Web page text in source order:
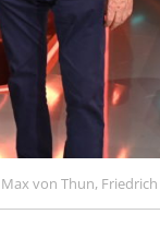
Max von Thun,